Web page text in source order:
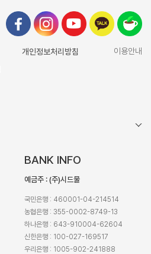
개인정보처리방침
이용안내
BANK INFO
예금주 : (주)시드물
국민은행 : 460001-04-214514
농협은행 : 355-0002-8749-13
하나은행 : 643-910004-62604
신한은행 : 100-027-169517
우리은행 : 1005-902-241888